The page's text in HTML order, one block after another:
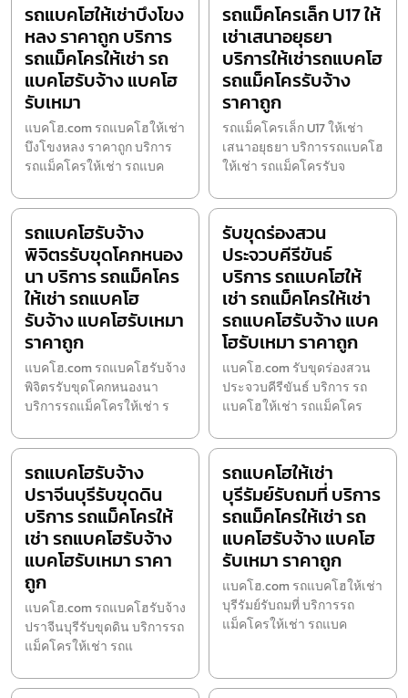
รถแบคโฮให้เช่าบึงโขง
หลง ราคาถูก บริการ
รถแม็คโครให้เช่า รถ
แบคโฮรับจ้าง แบคโฮ
รับเหมา
แบคโฮ.com รถแบคโฮให้เช่า
บึงโขงหลง ราคาถูก บริการ
รถแม็คโครให้เช่า รถแบค
รถแม็คโครเล็ก U17 ให้
เช่าเสนาอยุธยา
บริการให้เช่ารถแบคโฮ
รถแม็คโครรับจ้าง
ราคาถูก
รถแม็คโครเล็ก U17 ให้เช่า
เสนาอยุธยา บริการรถแบคโฮ
ให้เช่า รถแม็คโครรับจ
รถแบคโฮรับจ้าง
พิจิตรรับขุดโคกหนอง
นา บริการ รถแม็คโคร
ให้เช่า รถแบคโฮ
รับจ้าง แบคโฮรับเหมา
ราคาถูก
แบคโฮ.com รถแบคโฮรับจ้าง
พิจิตรรับขุดโคกหนองนา
บริการรถแม็คโครให้เช่า ร
รับขุดร่องสวน
ประจวบคีรีขันธ์
บริการ รถแบคโฮให้
เช่า รถแม็คโครให้เช่า
รถแบคโฮรับจ้าง แบค
โฮรับเหมา ราคาถูก
แบคโฮ.com รับขุดร่องสวน
ประจวบคีรีขันธ์ บริการ รถ
แบคโฮให้เช่า รถแม็คโคร
รถแบคโฮรับจ้าง
ปราจีนบุรีรับขุดดิน
บริการ รถแม็คโครให้
เช่า รถแบคโฮรับจ้าง
แบคโฮรับเหมา ราคา
ถูก
แบคโฮ.com รถแบคโฮรับจ้าง
ปราจีนบุรีรับขุดดิน บริการรถ
แม็คโครให้เช่า รถแ
รถแบคโฮให้เช่า
บุรีรัมย์รับถมที่ บริการ
รถแม็คโครให้เช่า รถ
แบคโฮรับจ้าง แบคโฮ
รับเหมา ราคาถูก
แบคโฮ.com รถแบคโฮให้เช่า
บุรีรัมย์รับถมที่ บริการรถ
แม็คโครให้เช่า รถแบค